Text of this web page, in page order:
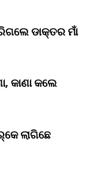
ଡାକ୍ତର ମାଁ
କାଣା କଲେ
ଲାଗିଛେ